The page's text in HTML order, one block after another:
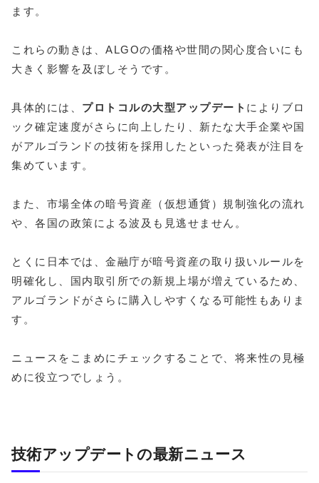
ます。
これらの動きは、ALGOの価格や世間の関心度合いにも
大きく影響を及ぼしそうです。
具体的には、 プロトコルの大型アップデート によりブロ
ック確定速度がさらに向上したり、新たな大手企業や国
がアルゴランドの技術を採用したといった発表が注目を
集めています。
また、市場全体の暗号資産（仮想通貨）規制強化の流れ
や、各国の政策による波及も見逃せません。
とくに日本では、金融庁が暗号資産の取り扱いルールを
明確化し、国内取引所での新規上場が増えているため、
アルゴランドがさらに購入しやすくなる可能性もありま
す。
ニュースをこまめにチェックすることで、将来性の見極
めに役立つでしょう。
技術アップデートの最新ニュース